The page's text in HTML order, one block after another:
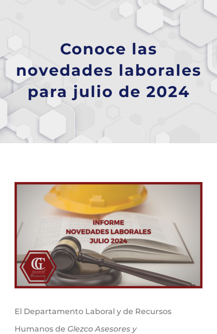
Conoce las
novedades laborales
para julio de 2024
más
El Departamento Laboral y de Recursos
Humanos de Glezco Asesores y